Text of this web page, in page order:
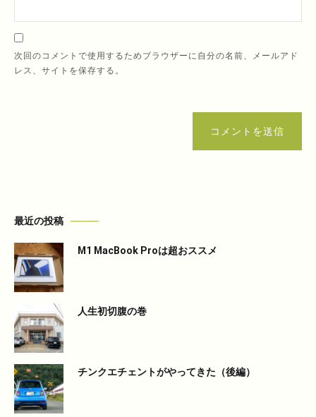
次回のコメントで使用するためブラウザーに自分の名前、メールアド
レス、サイトを保存する。
コメントを送信
最近の投稿
M1 MacBook Proは超おススメ
人生初切腹の巻
チンクエチェントがやってきた（後編）